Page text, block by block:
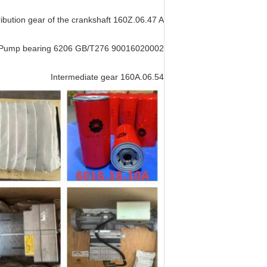
gear of the crankshaft 160Z.06.47 A
bearing 6206 GB/T276 90016020002
Intermediate gear 160A.06.54